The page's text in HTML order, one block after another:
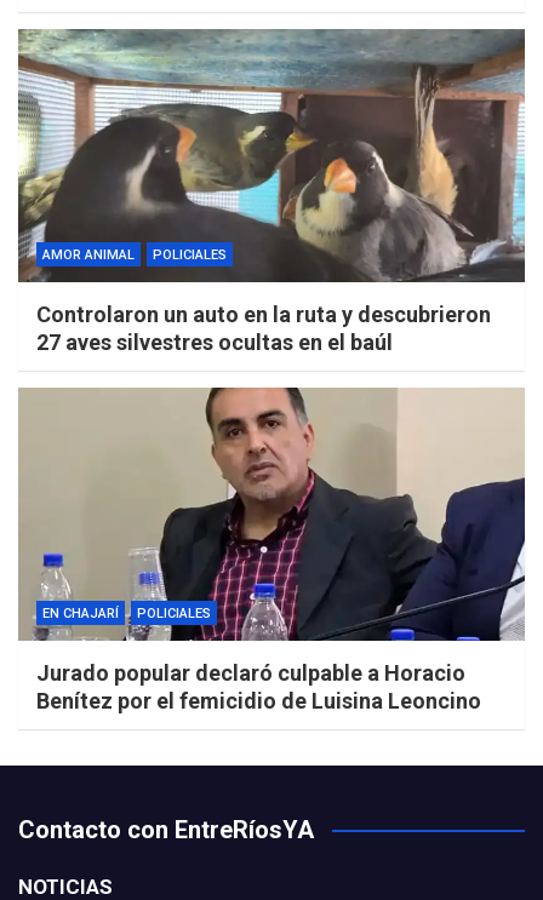
AMOR ANIMAL POLICIALES
Controlaron un auto en la ruta y descubrieron
27 aves silvestres ocultas en el baúl
EN CHAJARÍ POLICIALES
Jurado popular declaró culpable a Horacio
Benítez por el femicidio de Luisina Leoncino
Contacto con EntreRíosYA
NOTICIAS